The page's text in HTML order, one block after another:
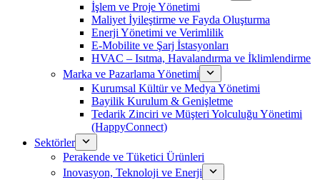
İşlem ve Proje Yönetimi
Maliyet İyileştirme ve Fayda Oluşturma
Enerji Yönetimi ve Verimlilik
E-Mobilite ve Şarj İstasyonları
HVAC – Isıtma, Havalandırma ve İklimlendirme
Marka ve Pazarlama Yönetimi
Kurumsal Kültür ve Medya Yönetimi
Bayilik Kurulum & Genişletme
Tedarik Zinciri ve Müşteri Yolculuğu Yönetimi
(HappyConnect)
Sektörler
Perakende ve Tüketici Ürünleri
Inovasyon, Teknoloji ve Enerji